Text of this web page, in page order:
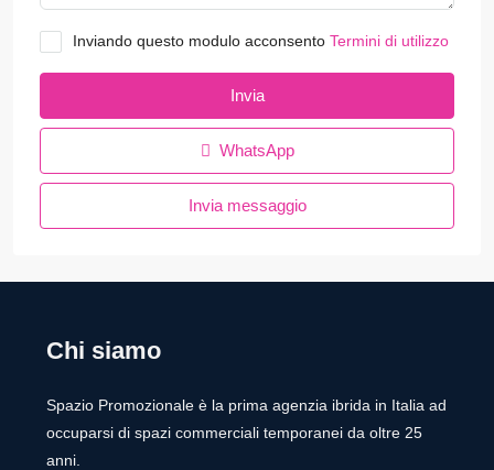
Inviando questo modulo acconsento Termini di utilizzo
Invia
WhatsApp
Invia messaggio
Chi siamo
Spazio Promozionale è la prima agenzia ibrida in Italia ad
occuparsi di spazi commerciali temporanei da oltre 25
anni.